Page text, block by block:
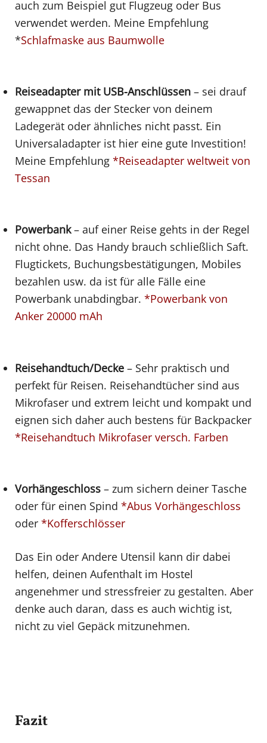
auch zum Beispiel gut Flugzeug oder Bus
verwendet werden. Meine Empfehlung
*Schlafmaske aus Baumwolle
Reiseadapter mit USB-Anschlüssen – sei drauf
gewappnet das der Stecker von deinem
Ladegerät oder ähnliches nicht passt. Ein
Universaladapter ist hier eine gute Investition!
Meine Empfehlung *Reiseadapter weltweit von
Tessan
Powerbank– auf einer Reise gehts in der Regel
nicht ohne. Das Handy brauch schließlich Saft.
Flugtickets, Buchungsbestätigungen, Mobiles
bezahlen usw. da ist für alle Fälle eine
Powerbank unabdingbar. *Powerbank von
Anker 20000 mAh
Reisehandtuch/Decke– Sehr praktisch und
perfekt für Reisen. Reisehandtücher sind aus
Mikrofaser und extrem leicht und kompakt und
eignen sich daher auch bestens für Backpacker
*Reisehandtuch Mikrofaser versch. Farben
Vorhängeschloss– zum sichern deiner Tasche
oder für einen Spind *Abus Vorhängeschloss
oder *Kofferschlösser
Das Ein oder Andere Utensil kann dir dabei
helfen, deinen Aufenthalt im Hostel
angenehmer und stressfreier zu gestalten. Aber
denke auch daran, dass es auch wichtig ist,
nicht zu viel Gepäck mitzunehmen.
Fazit